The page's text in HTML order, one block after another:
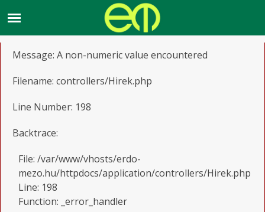
A PHP Error was encountered
Message: A non-numeric value encountered
Filename: controllers/Hirek.php
Line Number: 198
Backtrace:
File: /var/www/vhosts/erdo-
mezo.hu/httpdocs/application/controllers/Hirek.php
Line: 198
Function: _error_handler